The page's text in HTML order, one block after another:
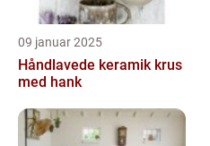
09 januar 2025
Håndlavede keramik krus
med hank